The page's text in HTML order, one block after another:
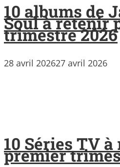
10 albums de
Soul à retenir
trimestre 2026
28 avril 202627 avril 2026
10 Séries TV
premier